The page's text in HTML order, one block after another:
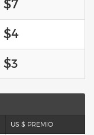
$7
$4
$3
US $ PREMIO